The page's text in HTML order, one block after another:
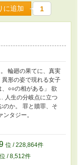
に追加 1
輪廻の果てに、真実
形の姿で現れる女子
○○の相がある」 欲
人生の分岐点に立つ
のか。 罪と贖罪、そ
タジー。
位 / 228,864件
位 / 8,512件